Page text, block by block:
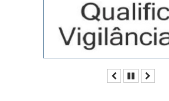
AnteriorPausar